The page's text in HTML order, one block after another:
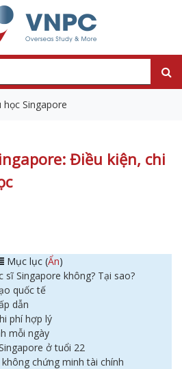
Singapore
Điều kiện, chi
Mục lục (Ẩn)
sĩ Singapore không? Tại sao?
quốc tế
dẫn
phí hợp lý
mỗi ngày
ở tuổi 22
chứng minh tài chính